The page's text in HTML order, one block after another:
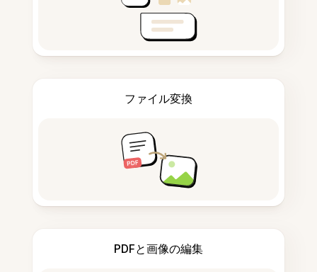
ファイル変換
PDFと画像の編集